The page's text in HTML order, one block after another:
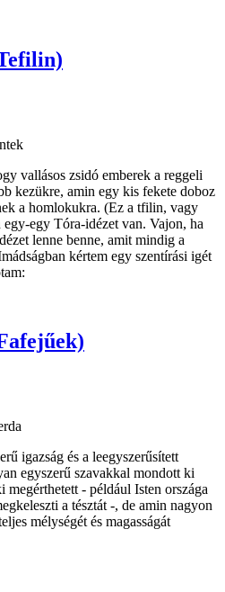
vallásos zsidó emberek a reggeli
kezükre, amin egy kis fekete doboz
a homlokukra. (Ez a tfilin, vagy
egy Tóra-idézet van. Vajon, ha
lenne benne, amit mindig a
kértem egy szentírási igét
igazság és a leegyszerűsített
egyszerű szavakkal mondott ki
- például Isten országa
a tésztát -, de amin nagyon
mélységét és magasságát